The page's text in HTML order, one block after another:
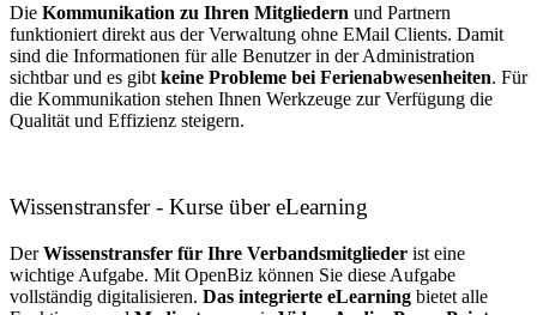
Die Kommunikation zu Ihren Mitgliedern und Partnern
funktioniert direkt aus der Verwaltung ohne EMail Clients. Damit
sind die Informationen für alle Benutzer in der Administration
sichtbar und es gibt keine Probleme bei Ferienabwesenheiten. Für
die Kommunikation stehen Ihnen Werkzeuge zur Verfügung die
Qualität und Effizienz steigern.
Wissenstransfer - Kurse über eLearning
DerWissenstransfer für Ihre Verbandsmitglieder ist eine
wichtige Aufgabe. Mit OpenBiz können Sie diese Aufgabe
vollständig digitalisieren. Das integrierte eLearning bietet alle